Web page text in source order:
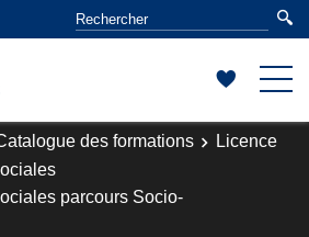
des formations
Licence
parcours Socio-